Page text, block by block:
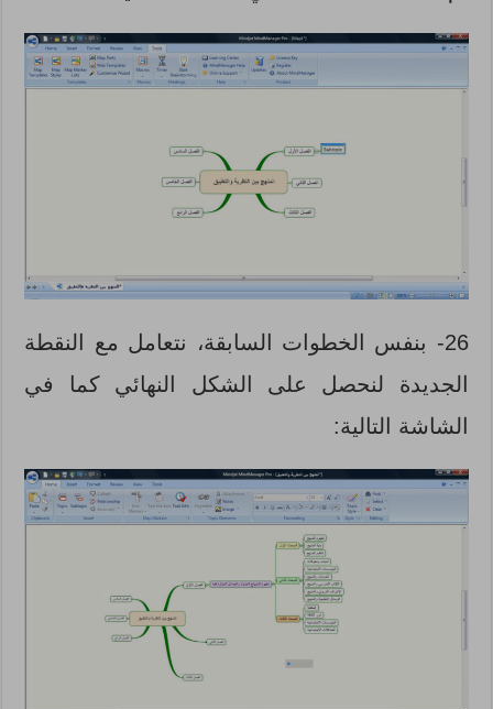
26- بنفس الخطوات السابقة، نتعامل مع النقطة
الجديدة لنحصل على الشكل النهائي كما في
الشاشة التالية: